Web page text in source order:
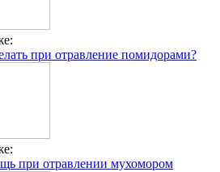
при отравление помидорами?
при отравлении мухомором